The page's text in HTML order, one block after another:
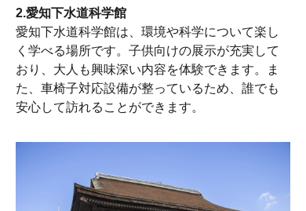
2.愛知下水道科学館
愛知下水道科学館は、環境や科学について楽し
く学べる場所です。子供向けの展示が充実して
おり、大人も興味深い内容を体験できます。ま
た、車椅子対応設備が整っているため、誰でも
安心して訪れることができます。